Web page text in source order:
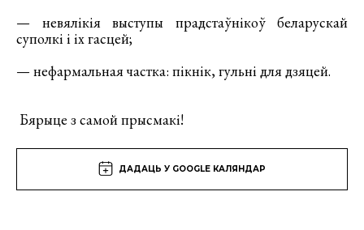
— невялікія выступы прадстаўнікоў беларускай
суполкі і іх гасцей;
— нефармальная частка: пікнік, гульні для дзяцей.
Бярыце з самой прысмакі!
ДАДАЦЬ У GOOGLE КАЛЯНДАР